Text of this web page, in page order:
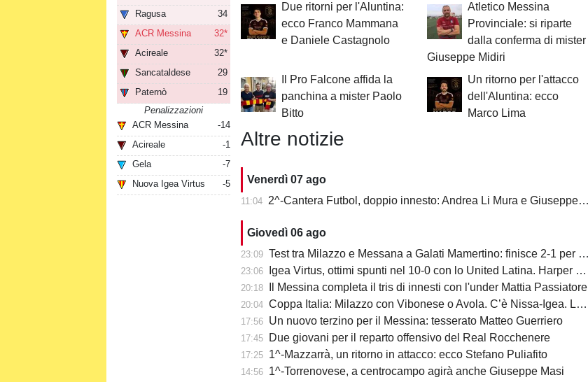
Ragusa
34
ACR Messina
32*
Acireale
32*
Sancataldese
29
Paternò
19
Penalizzazioni
ACR Messina
-14
Acireale
-1
Gela
-7
Nuova Igea Virtus
-5
Due ritorni per l'Aluntina:
ecco Franco Mammana
e Daniele Castagnolo
Atletico Messina
Provinciale: si riparte
dalla conferma di mister
Giuseppe Midiri
Il Pro Falcone affida la
panchina a mister Paolo
Bitto
Un ritorno per l'attacco
dell'Aluntina: ecco
Marco Lima
Altre notizie
Venerdì 07 ago
11:04 2^-Cantera Futbol, doppio innesto: Andrea Li Mura e Giuseppe Tomasello
Giovedì 06 ago
23:09 Test tra Milazzo e Messana a Galati Mamertino: finisce 2-1 per i rossoblù
23:06 Igea Virtus, ottimi spunti nel 10-0 con lo United Latina. Harper scatenato
20:18 Il Messina completa il tris di innesti con l'under Mattia Passiatore
20:04 Coppa Italia: Milazzo con Vibonese o Avola. C’è Nissa-Igea. Lunedì i calendari
17:56 Un nuovo terzino per il Messina: tesserato Matteo Guerriero
17:45 Due giovani per il reparto offensivo del Real Rocchenere
17:25 1^-Mazzarrà, un ritorno in attacco: ecco Stefano Puliafito
14:56 1^-Torrenovese, a centrocampo agirà anche Giuseppe Masi